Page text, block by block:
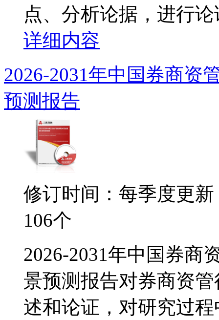
点、分析论据，进行论
详细内容
2026-2031年中国券商资
预测报告
修订时间：每季度更新
106个
2026-2031年中国券商
景预测报告对券商资
述和论证，对研究过